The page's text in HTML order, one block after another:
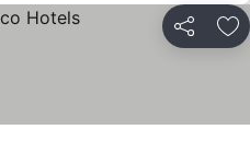
Partilhar